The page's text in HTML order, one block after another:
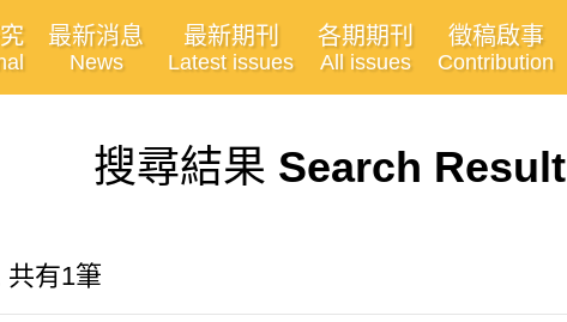
最新消息
News
最新期刊
Latest issues
各期期刊
All issues
徵稿啟事
Contribution
搜尋結果 Search Result
共有1筆